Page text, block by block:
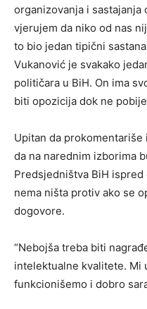
organizovanja i sastajanja
vjerujem da niko od nas
to bio jedan tipični
Vukanović je svakako
političara u BiH. On ima
biti opozicija dok ne
Upitan da prokomentariše
da na narednim izborima
Predsjedništva BiH
nema ništa protiv ako se
dogovore.
“Nebojša treba biti
intelektualne kvalitete. Mi
funkcionišemo i dobro